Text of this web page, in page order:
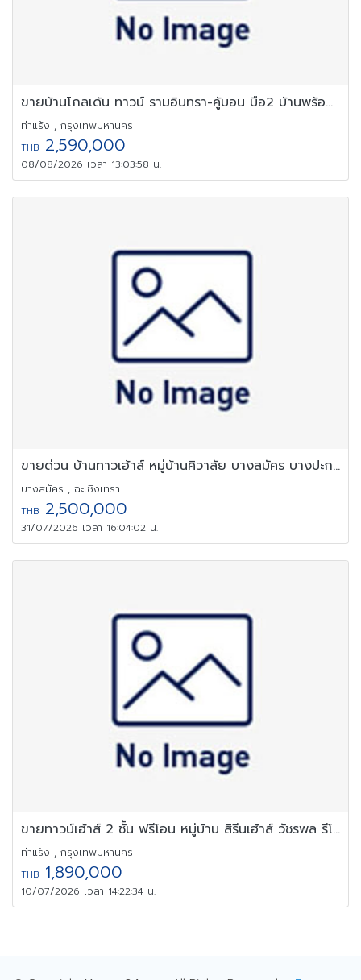
ขายบ้านโกลเด้น ทาวน์ รามอินทรา-คู้บอน มือ2 บ้านพร้อมอยู่
ท่าแร้ง , กรุงเทพมหานคร
THB 2,590,000
08/08/2026 เวลา 13:03:58 น.
ขายด่วน บ้านทาวเฮ้าส์ หมู่บ้านศิวาลัย บางสมัคร บางปะกง ฉะเชิงเทรา
บางสมัคร , ฉะเชิงเทรา
THB 2,500,000
31/07/2026 เวลา 16:04:02 น.
ขายทาวน์เฮ้าส์ 2 ชั้น ฟรีโอน หมู่บ้าน สิรีนเฮ้าส์ วัชรพล รีโนเวท
ท่าแร้ง , กรุงเทพมหานคร
THB 1,890,000
10/07/2026 เวลา 14:22:34 น.